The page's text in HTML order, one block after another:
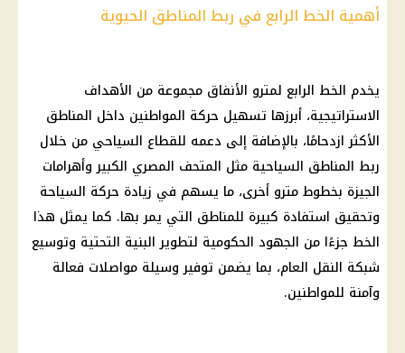
أهمية الخط الرابع في ربط المناطق الحيوية
يخدم الخط الرابع لمترو الأنفاق مجموعة من الأهداف
الاستراتيجية، أبرزها تسهيل حركة المواطنين داخل المناطق
الأكثر ازدحامًا، بالإضافة إلى دعمه للقطاع السياحي من خلال
ربط المناطق السياحية مثل المتحف المصري الكبيروأهرامات
الجيزة بخطوط مترو أخرى، ما يسهم في زيادة حركة السياحة
وتحقيق استفادة كبيرة للمناطق التي يمر بها. كما يمثل هذا
الخط جزءًا من الجهود الحكومية لتطوير البنية التحتية وتوسيع
شبكة النقل العام، بما يضمن توفير وسيلة مواصلات فعالة
وآمنة للمواطنين.